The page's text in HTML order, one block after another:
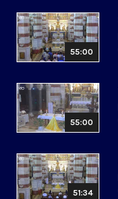
55:00
55:00
51:34